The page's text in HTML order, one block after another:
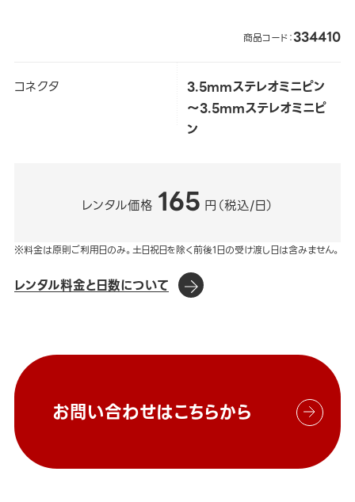
商品コード：334410
コネクタ
3.5mmステレオミニピン
～3.5mmステレオミニピ
ン
レンタル価格 165 円（税込/日）
※料金は原則ご利用日のみ。土日祝日を除く前後1日の受け渡し日は含みません。
レンタル料金と日数について
お問い合わせはこちらから